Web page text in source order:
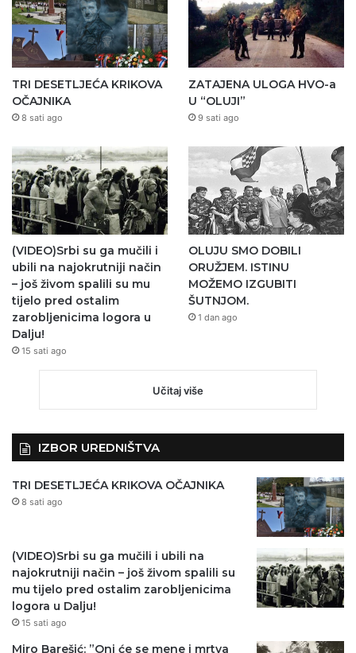
TRI DESETLJEĆA KRIKOVA
OČAJNIKA
8 sati ago
ZATAJENA ULOGA HVO-a
U “OLUJI”
9 sati ago
(VIDEO)Srbi su ga mučili i
ubili na najokrutniji način
– još živom spalili su mu
tijelo pred ostalim
zarobljenicima logora u
Dalju!
15 sati ago
OLUJU SMO DOBILI
ORUŽJEM. ISTINU
MOŽEMO IZGUBITI
ŠUTNJOM.
1 dan ago
Učitaj više
IZBOR UREDNIŠTVA
TRI DESETLJEĆA KRIKOVA OČAJNIKA
8 sati ago
(VIDEO)Srbi su ga mučili i ubili na
najokrutniji način – još živom spalili su
mu tijelo pred ostalim zarobljenicima
logora u Dalju!
15 sati ago
Miro Barešić: ”Oni će se mene i mrtva